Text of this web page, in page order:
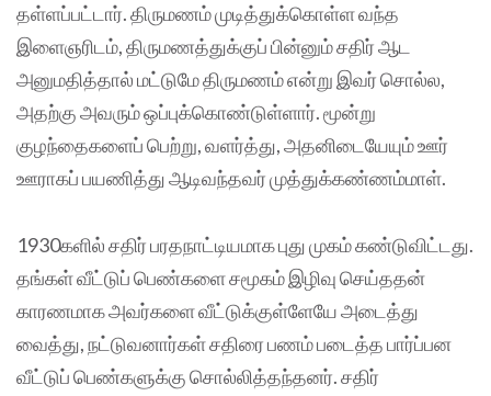
தள்ளப்பட்டார். திருமணம் முடித்துக்கொள்ள வந்த
இளைஞரிடம், திருமணத்துக்குப் பின்னும் சதிர் ஆட
அனுமதித்தால் மட்டுமே திருமணம் என்று இவர் சொல்ல,
அதற்கு அவரும் ஒப்புக்கொண்டுள்ளார். மூன்று
குழந்தைகளைப் பெற்று, வளர்த்து, அதனிடையேயும் ஊர்
ஊராகப் பயணித்து ஆடிவந்தவர் முத்துக்கண்ணம்மாள்.
1930களில் சதிர் பரதநாட்டியமாக புது முகம் கண்டுவிட்டது.
தங்கள் வீட்டுப் பெண்களை சமூகம் இழிவு செய்ததன்
காரணமாக அவர்களை வீட்டுக்குள்ளேயே அடைத்து
வைத்து, நட்டுவனார்கள் சதிரை பணம் படைத்த பார்ப்பன
வீட்டுப் பெண்களுக்கு சொல்லித்தந்தனர். சதிர்